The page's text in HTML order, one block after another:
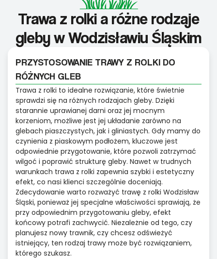
Trawa z rolki a różne rodzaje
gleby w Wodzisławiu Śląskim
PRZYSTOSOWANIE TRAWY Z ROLKI DO
RÓŻNYCH GLEB
Trawa z rolki to idealne rozwiązanie, które świetnie
sprawdzi się na różnych rodzajach gleby. Dzięki
starannie uprawianej darni oraz jej mocnym
korzeniom, możliwe jest jej układanie zarówno na
glebach piaszczystych, jak i gliniastych. Gdy mamy do
czynienia z piaskowym podłożem, kluczowe jest
odpowiednie przygotowanie, które pozwoli zatrzymać
wilgoć i poprawić strukturę gleby. Nawet w trudnych
warunkach trawa z rolki zapewnia szybki i estetyczny
efekt, co nasi klienci szczególnie doceniają.
Zdecydowanie warto rozważyć trawę z rolki Wodzisław
Śląski, ponieważ jej specjalne właściwości sprawiają, że
przy odpowiednim przygotowaniu gleby, efekt
końcowy potrafi zachwycić. Niezależnie od tego, czy
planujesz nowy trawnik, czy chcesz odświeżyć
istniejący, ten rodzaj trawy może być rozwiązaniem,
którego szukasz.